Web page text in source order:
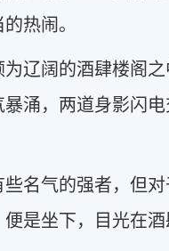
热闹。
辽阔的酒肆楼阁
涌，两道身影闪
名气的强者，但
是坐下，目光在